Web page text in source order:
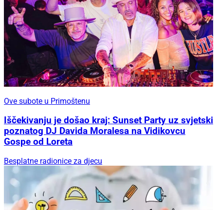
Ove subote u Primoštenu
Iščekivanju je došao kraj: Sunset Party uz svjetski
poznatog DJ Davida Moralesa na Vidikovcu
Gospe od Loreta
Besplatne radionice za djecu